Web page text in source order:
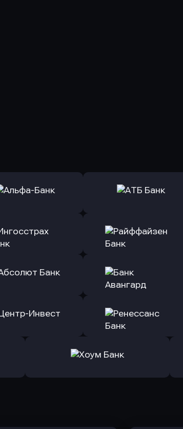
заявку
Альфа-Банк
Оправить заявку
в АТБ Банк
заявку
Оправить заявку
в Райффайзен Банк
заявку
Оправить заявку
в Банк Авангард
Оправить заявку